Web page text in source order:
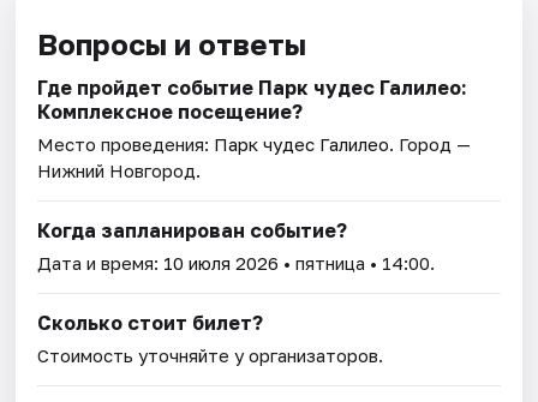
Вопросы и ответы
Где пройдет событие Парк чудес Галилео:
Комплексное посещение?
Место проведения: Парк чудес Галилео. Город —
Нижний Новгород.
Когда запланирован событие?
Дата и время: 10 июля 2026 • пятница • 14:00.
Сколько стоит билет?
Стоимость уточняйте у организаторов.